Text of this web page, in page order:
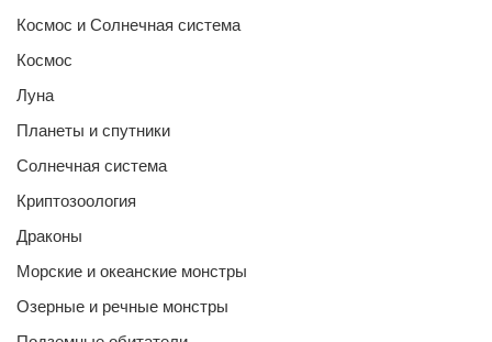
Космос и Солнечная система
Космос
Луна
Планеты и спутники
Солнечная система
Криптозоология
Драконы
Морские и океанские монстры
Озерные и речные монстры